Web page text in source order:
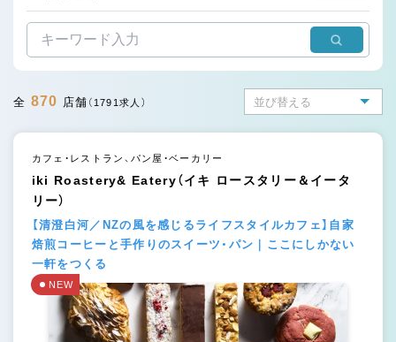
全 870 店舗 （1791求人）
カフェ・レストラン、パン屋・ベーカリー
iki Roastery& Eatery（イキ ロースタリー＆イータ
リー）
【清澄白河／NZの風を感じるライフスタイルカフェ】自家
焙煎コーヒーと手作りのスイーツ・パン｜ここにしかない
一軒をつくる
NEW